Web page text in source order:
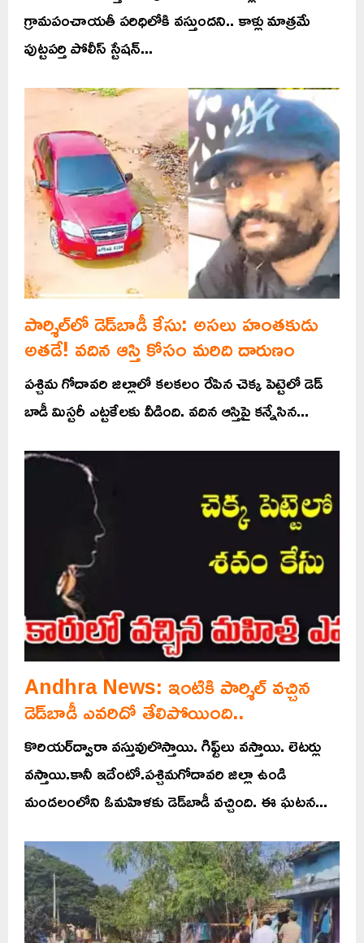
గ్రామపంచాయతీ పరిధిలోకి వస్తుందని.. కాళ్లు మాత్రమే
పుట్టపర్తి పోలీస్ స్టేషన్...
పార్శిల్‌లో డెడ్‌బాడీ కేసు: అసలు హంతకుడు
అతడే! వదిన ఆస్తి కోసం మరిది దారుణం
పశ్చిమ గోదావరి జిల్లాలో కలకలం రేపిన చెక్క పెట్టెలో డెడ్
బాడీ మిస్టరీ ఎట్టకేలకు వీడింది. వదిన ఆస్తిపై కన్నేసిన...
Andhra News: ఇంటికి పార్శిల్ వచ్చిన
డెడ్‌బాడీ ఎవరిదో తేలిపోయింది..
కొరియర్‌ద్వారా వస్తువులొస్తాయి. గిఫ్ట్‌లు వస్తాయి. లెటర్లు
వస్తాయి.కానీ ఇదేంటో.పశ్చిమగోదావరి జిల్లా ఉండి
మండలంలోని ఓమహిళకు డెడ్‌బాడీ వచ్చింది. ఈ ఘటన...